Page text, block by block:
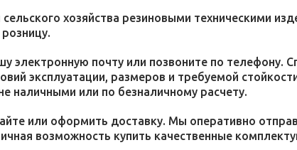
хозяйства резиновыми техническими
электронную почту или позвоните по телефону.
эксплуатации, размеров и требуемой
наличными или по безналичному расчету.
или оформить доставку. Мы оперативно
возможность купить качественные